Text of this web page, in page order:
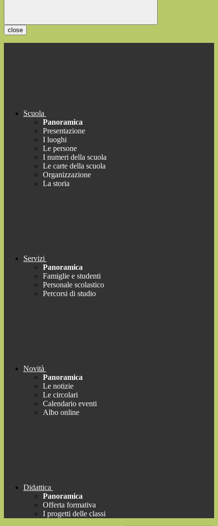
close
Scuola
Panoramica
Presentazione
I luoghi
Le persone
I numeri della scuola
Le carte della scuola
Organizzazione
La storia
Servizi
Panoramica
Famiglie e studenti
Personale scolastico
Percorsi di studio
Novità
Panoramica
Le notizie
Le circolari
Calendario eventi
Albo online
Didattica
Panoramica
Offerta formativa
I progetti delle classi